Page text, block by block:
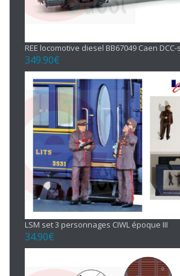
REE locomotive diesel BB67049 Caen DCC-
349.90€
LSM set 3 personnages CIWL époque III
34.90€